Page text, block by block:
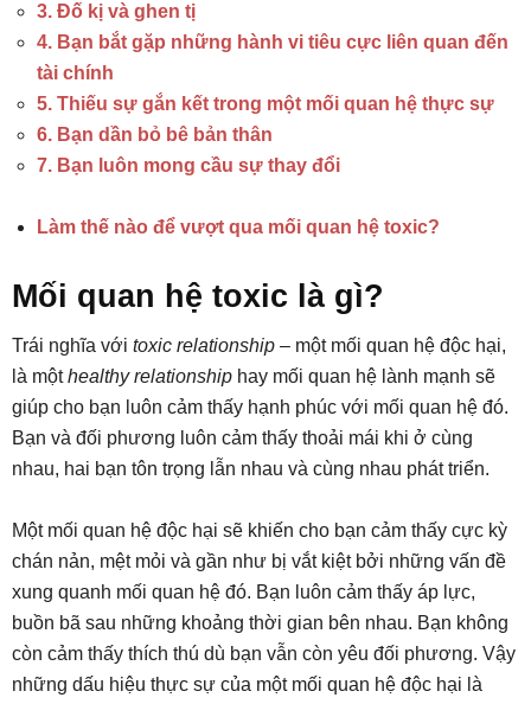
3. Đố kị và ghen tị
4. Bạn bắt gặp những hành vi tiêu cực liên quan đến
tài chính
5. Thiếu sự gắn kết trong một mối quan hệ thực sự
6. Bạn dần bỏ bê bản thân
7. Bạn luôn mong cầu sự thay đổi
Làm thế nào để vượt qua mối quan hệ toxic?
Mối quan hệ toxic là gì?
Trái nghĩa với toxic relationship – một mối quan hệ độc hại,
là mộthealthy relationship hay mối quan hệ lành mạnh sẽ
giúp cho bạn luôn cảm thấy hạnh phúc với mối quan hệ đó.
Bạn và đối phương luôn cảm thấy thoải mái khi ở cùng
nhau, hai bạn tôn trọng lẫn nhau và cùng nhau phát triển.
Một mối quan hệ độc hại sẽ khiến cho bạn cảm thấy cực kỳ
chán nản, mệt mỏi và gần như bị vắt kiệt bởi những vấn đề
xung quanh mối quan hệ đó. Bạn luôn cảm thấy áp lực,
buồn bã sau những khoảng thời gian bên nhau. Bạn không
còn cảm thấy thích thú dù bạn vẫn còn yêu đối phương. Vậy
những dấu hiệu thực sự của một mối quan hệ độc hại là